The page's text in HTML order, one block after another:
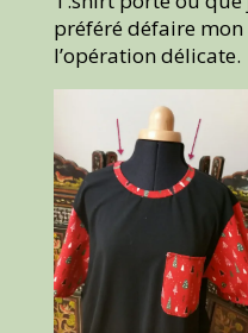
préféré défaire
l’opération délicate.